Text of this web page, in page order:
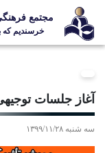
مجتمع
خرسندیم که
ثبت نام
مدارس
آغاز جلسات
سه شنبه ۱۳۹۹/۱۱/۲۸